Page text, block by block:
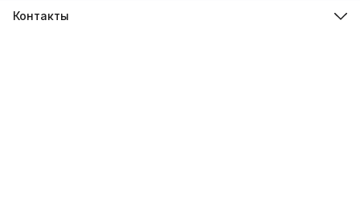
Контакты